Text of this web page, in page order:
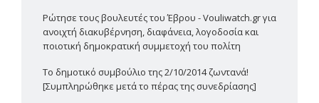
Ρώτησε τους βουλευτές του Έβρου - Vouliwatch.gr για
ανοιχτή διακυβέρνηση, διαφάνεια, λογοδοσία και
ποιοτική δημοκρατική συμμετοχή του πολίτη
Το δημοτικό συμβούλιο της 2/10/2014 ζωντανά!
[Συμπληρώθηκε μετά το πέρας της συνεδρίασης]